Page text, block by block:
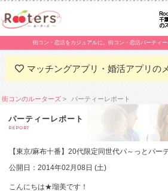
街コン・恋活をカジュアルに。街コン・恋活パーティ
マッチングアプリ・婚活アプリの
街コンのルーターズ パーティーレポート
パーティーレポート
REPORT
【東京/麻布十番】20代限定同世代パ～っとパー
公開日：2014年02月08日 (土)
こんにちは★瑠美です！